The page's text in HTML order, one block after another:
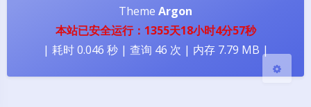
关闭 日落 暗化
Theme Argon
本站已安全运行：1355天18小时4分57秒
| 耗时 0.046 秒 | 查询 46 次 | 内存 7.79 MB |